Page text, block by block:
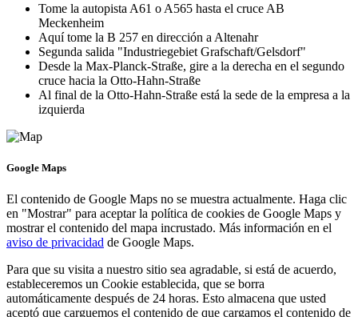
Tome la autopista A61 o A565 hasta el cruce AB
Meckenheim
Aquí tome la B 257 en dirección a Altenahr
Segunda salida "Industriegebiet Grafschaft/Gelsdorf"
Desde la Max-Planck-Straße, gire a la derecha en el segundo
cruce hacia la Otto-Hahn-Straße
Al final de la Otto-Hahn-Straße está la sede de la empresa a la
izquierda
Google Maps
El contenido de Google Maps no se muestra actualmente. Haga clic
en "Mostrar" para aceptar la política de cookies de Google Maps y
mostrar el contenido del mapa incrustado. Más información en el
aviso de privacidad de Google Maps.
Para que su visita a nuestro sitio sea agradable, si está de acuerdo,
estableceremos un Cookie establecida, que se borra
automáticamente después de 24 horas. Esto almacena que usted
aceptó que carguemos el contenido de que cargamos el contenido de